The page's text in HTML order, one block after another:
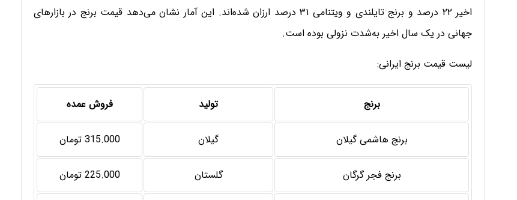
اخیر ۲۲ درصد و برنج تایلندی و ویتنامی ۳۱ درصد ارزان شده‌اند. این آمار نشان می‌دهد قیمت برنج در بازارهای
جهانی در یک سال اخیر به‌شدت نزولی بوده است.
لیست قیمت برنج ایرانی:
برنج تولید فروش عمده
برنج هاشمی گیلان گیلان 315.000 تومان
برنج فجر گرگان گلستان 225.000 تومان